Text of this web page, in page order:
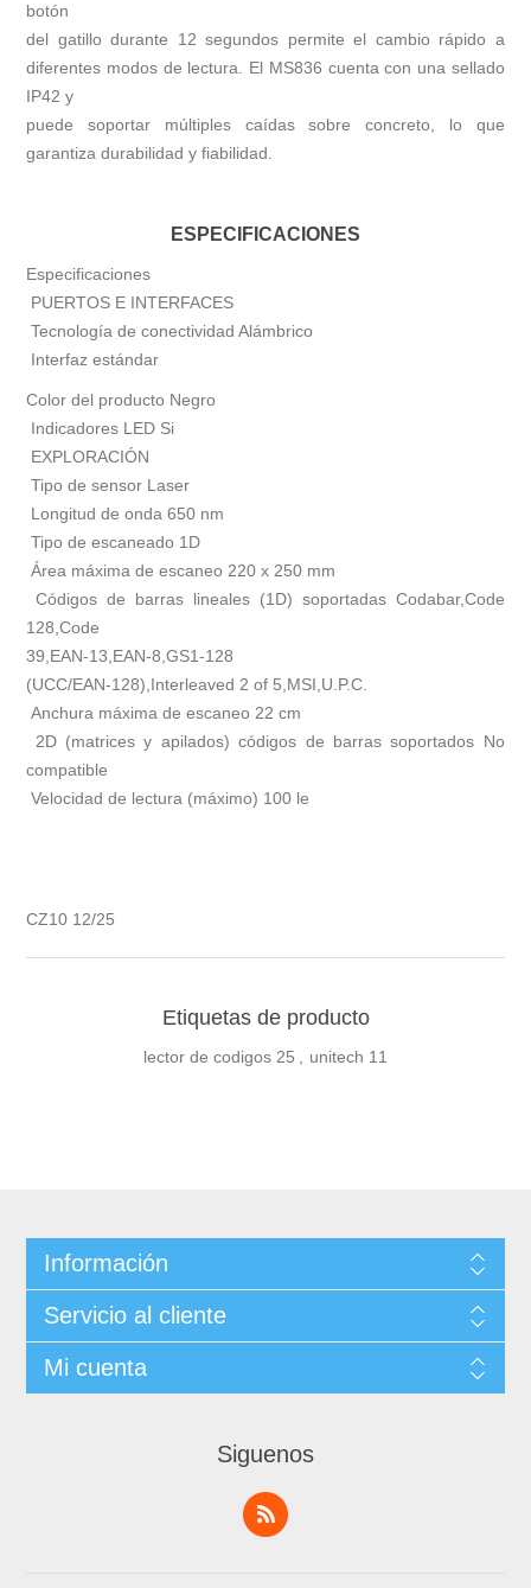
botón
del gatillo durante 12 segundos permite el cambio rápido a
diferentes modos de lectura. El MS836 cuenta con una sellado
IP42 y
puede soportar múltiples caídas sobre concreto, lo que
garantiza durabilidad y fiabilidad.
ESPECIFICACIONES
Especificaciones
PUERTOS E INTERFACES
Tecnología de conectividad Alámbrico
Interfaz estándar
Color del producto Negro
Indicadores LED Si
EXPLORACIÓN
Tipo de sensor Laser
Longitud de onda 650 nm
Tipo de escaneado 1D
Área máxima de escaneo 220 x 250 mm
Códigos de barras lineales (1D) soportadas Codabar,Code
128,Code
39,EAN-13,EAN-8,GS1-128
(UCC/EAN-128),Interleaved 2 of 5,MSI,U.P.C.
Anchura máxima de escaneo 22 cm
2D (matrices y apilados) códigos de barras soportados No
compatible
Velocidad de lectura (máximo) 100 le
CZ10 12/25
Etiquetas de producto
lector de codigos 25 , unitech 11
Información
Servicio al cliente
Mi cuenta
Siguenos